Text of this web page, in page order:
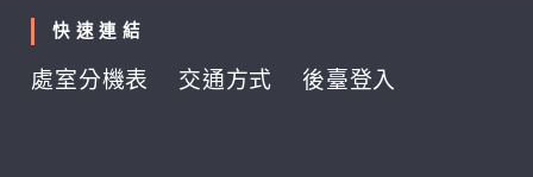
快速連結
處室分機表 交通方式 後臺登入